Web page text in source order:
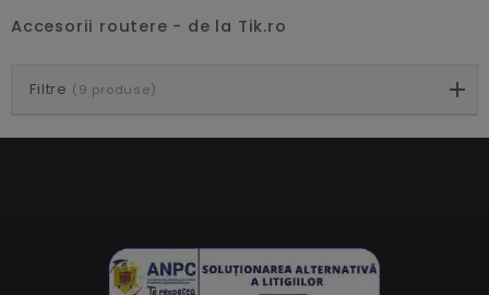
Filtre (9 produse)
Accesorii routere - de la Tik.ro